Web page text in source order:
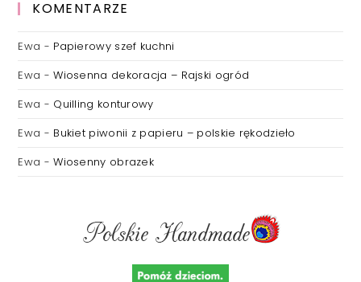
KOMENTARZE
Ewa - Papierowy szef kuchni
Ewa -Wiosenna dekoracja – Rajski ogród
Ewa - Quilling konturowy
Ewa - Bukiet piwonii z papieru – polskie rękodzieło
Ewa -Wiosenny obrazek